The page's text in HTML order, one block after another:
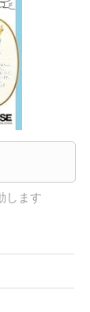
します